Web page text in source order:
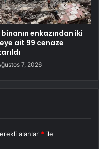
binanın enkazından iki
ait 99 cenaze
7, 2026
alanlar * ile